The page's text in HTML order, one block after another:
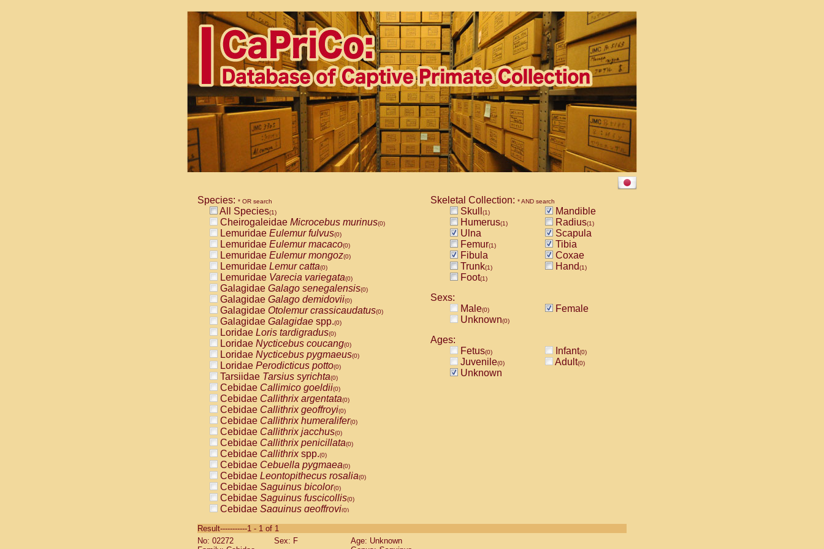
Species: * OR search
All Species(1)
Cheirogaleidae Microcebus murinus(0)
Lemuridae Eulemur fulvus(0)
Lemuridae Eulemur macaco(0)
Lemuridae Eulemur mongoz(0)
Lemuridae Lemur catta(0)
Lemuridae Varecia variegata(0)
Galagidae Galago senegalensis(0)
Galagidae Galago demidovii(0)
Galagidae Otolemur crassicaudatus(0)
Galagidae Galagidae spp.(0)
Loridae Loris tardigradus(0)
Loridae Nycticebus coucang(0)
Loridae Nycticebus pygmaeus(0)
Loridae Perodicticus potto(0)
Tarsiidae Tarsius syrichta(0)
Cebidae Callimico goeldii(0)
Cebidae Callithrix argentata(0)
Cebidae Callithrix geoffroyi(0)
Cebidae Callithrix humeralifer(0)
Cebidae Callithrix jacchus(0)
Cebidae Callithrix penicillata(0)
Cebidae Callithrixspp.(0)
Cebidae Cebuella pygmaea(0)
Cebidae Leontopithecus rosalia(0)
Cebidae Saguinus bicolor(0)
Cebidae Saguinus fuscicollis(0)
Cebidae Saguinus geoffroyi(0)
CebidaeSaguinus labiatus(0)
Cebidae Saguinus leucopus (0)
Skeletal Collection: * AND search
Skull (1)
Mandible
Humerus(1) Radius(1)
Ulna
Scapula
Femur(1)
Tibia
Fibula
Coxae
Trunk(1) Hand(1)
Foot(1)
Sexs:
Male(0)
Female
Unknown(0)
Ages:
Fetus(0) Infant(0)
Juvenile(0) Adult(0)
Unknown
Result-----------1 - 1 of 1
No: 02272
Sex: F
Age: Unknown